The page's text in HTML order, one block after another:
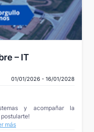
– IT
01/01/2026 - 16/01/2028
y acompañar la
postularte!
más